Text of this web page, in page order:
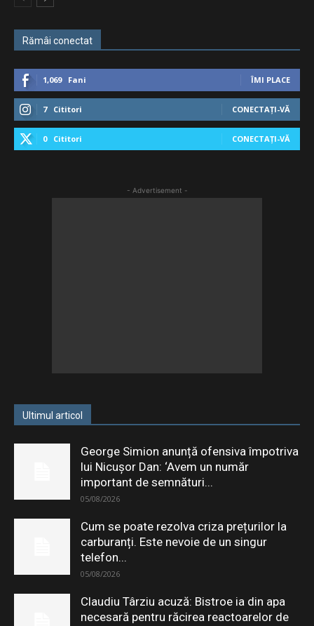
Rămâi conectat
1,069 Fani ÎMI PLACE
7 Cititori CONECTAȚI-VĂ
0 Cititori CONECTAȚI-VĂ
- Advertisement -
Ultimul articol
George Simion anunță ofensiva împotriva
lui Nicușor Dan: ‘Avem un număr
important de semnături...
05/08/2026
Cum se poate rezolva criza prețurilor la
carburanți. Este nevoie de un singur
telefon...
05/08/2026
Claudiu Târziu acuză: Bistroe ia din apa
necesară pentru răcirea reactoarelor de